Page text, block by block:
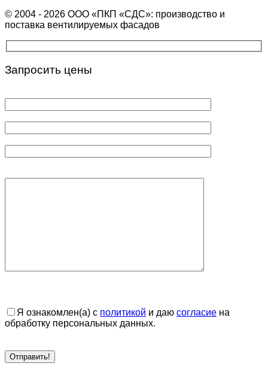
© 2004 - 2026 ООО «ПКП «СДС»: производство и
поставка вентилируемых фасадов
Запросить цены
Я ознакомлен(а) с политикой и даю согласие на
обработку персональных данных.